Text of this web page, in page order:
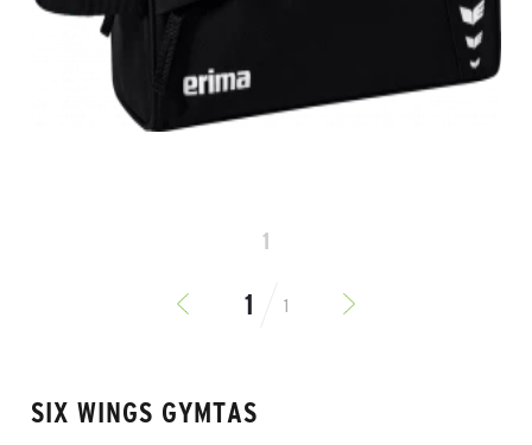
1
1
SIX WINGS GYMTAS